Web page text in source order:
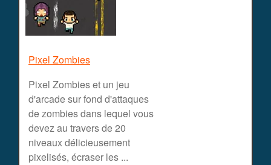
Pixel Zombies
Pixel Zombies et un jeu
d'arcade sur fond d'attaques
de zombies dans lequel vous
devez au travers de 20
niveaux délicieusement
pixelisés, écraser les ...